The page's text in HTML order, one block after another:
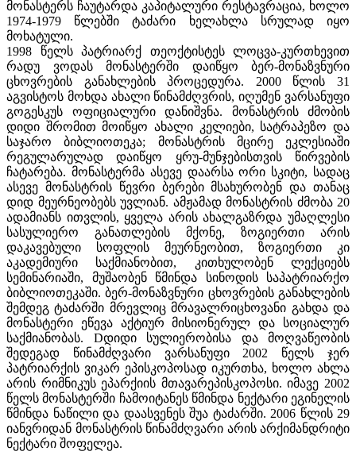
მონასტერს ჩაუტარდა კაპიტალური რესტავრაცია, ხოლო
1974-1979 წლებში ტაძარი ხელახლა სრულად იყო
მოხატული.
1998 წელს პატრიარქ თეოქტისტეს ლოცვა-კურთხევით
რადუ ვოდას მონასტერში დაიწყო ბერ-მონაზვნური
ცხოვრების განახლების პროცედურა. 2000 წლის 31
აგვისტოს მოხდა ახალი წინამძღვრის, იღუმენ ვარსანუფი
გოგესკუს ოფიციალური დანიშვნა. მონასტრის ძმობის
დიდი შრომით მოიწყო ახალი კელიები, სატრაპეზო და
საჯარო ბიბლიოთეკა; მონასტრის მცირე ეკლესიაში
რეგულარულად დაიწყო ყრუ-მუნჯებისთვის წირვების
ჩატარება. მონასტერმა ასევე დაარსა ორი სკიტი, სადაც
ასევე მონასტრის წევრი ბერები მსახურობენ და თანაც
დიდ მეურნეობებს უვლიან. ამჟამად მონასტრის ძმობა 20
ადამიანს ითვლის, ყველა არის ახალგაზრდა უმაღლესი
სასულიერო განათლების მქონე, ზოგიერთი არის
დაკავებული სოფლის მეურნეობით, ზოგიერთი კი
აკადემიური საქმიანობით, კითხულობენ ლექციებს
სემინარიაში, მუშაობენ წმინდა სინოდის საპატრიარქო
ბიბლიოთეკაში. ბერ-მონაზვნური ცხოვრების განახლების
შემდეგ ტაძარში მრევლიც მრავალრიცხოვანი გახდა და
მონასტერი ეწევა აქტიურ მისიონერულ და სოციალურ
საქმიანობას. Dდიდი სულიერობისა და მოღვაწეობის
შედეგად წინამძღვარი ვარსანუფი 2002 წელს ჯერ
პატრიარქის ვიკარ ეპისკოპოსად იკურთხა, ხოლო ახლა
არის რიმნიკუს ეპარქიის მთავარეპისკოპოსი. იმავე 2002
წელს მონასტერში ჩამოიტანეს წმინდა ნექტარი ეგინელის
წმინდა ნაწილი და დაასვენეს შუა ტაძარში. 2006 წლის 29
იანვრიდან მონასტრის წინამძღვარი არის არქიმანდრიტი
ნექტარი შოფელეა.